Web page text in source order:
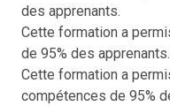
des apprenants.
Cette formation a
de 95% des apprenants.
Cette formation a
compétences de 95%